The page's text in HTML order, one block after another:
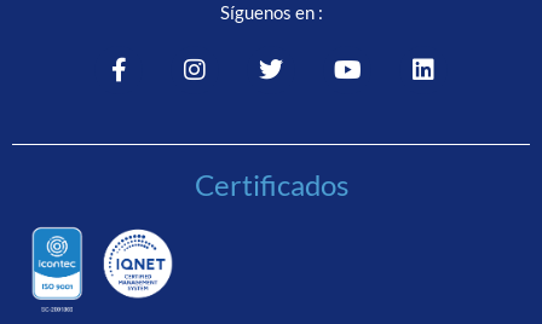
Síguenos en :
Certificados